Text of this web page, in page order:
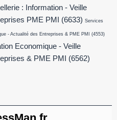
: Information - Veille
PME PMI
(6633) Services
- Actualité des Entreprises & PME PMI (4553)
Economique - Veille
& PME PMI
(6562)